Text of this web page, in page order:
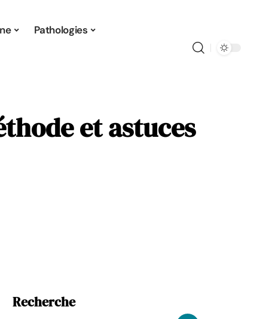
Pathologies
et astuces
Recherche